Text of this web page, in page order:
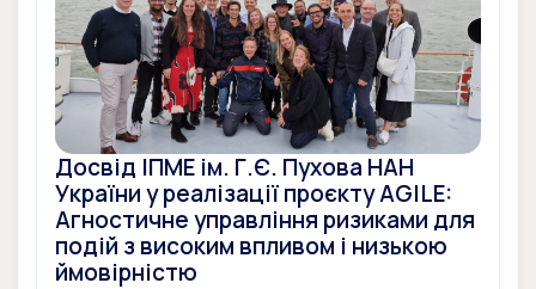
Досвід ІПМЕ ім. Г.Є. Пухова НАН
України у реалізації проєкту AGILE:
Агностичне управління ризиками для
подій з високим впливом і низькою
ймовірністю